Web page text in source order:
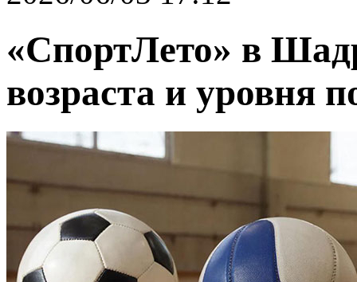
«СпортЛето» в
возраста и уровня